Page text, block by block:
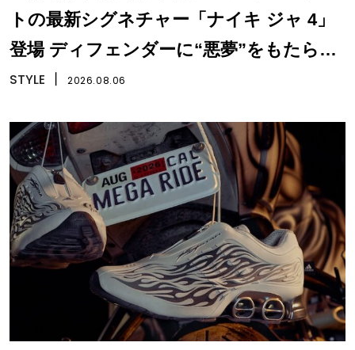
トの最新シグネチャー「ナイキ ジャ 4」
登場 ディフェンダーに“悪夢”をもたらす
一足
STYLE 2026.08.06